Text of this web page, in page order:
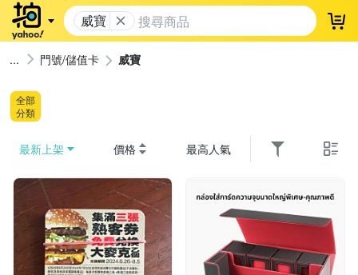
威寶 登
門號/儲值卡 威寶
全部
分類
最新上架 價格 最高人氣